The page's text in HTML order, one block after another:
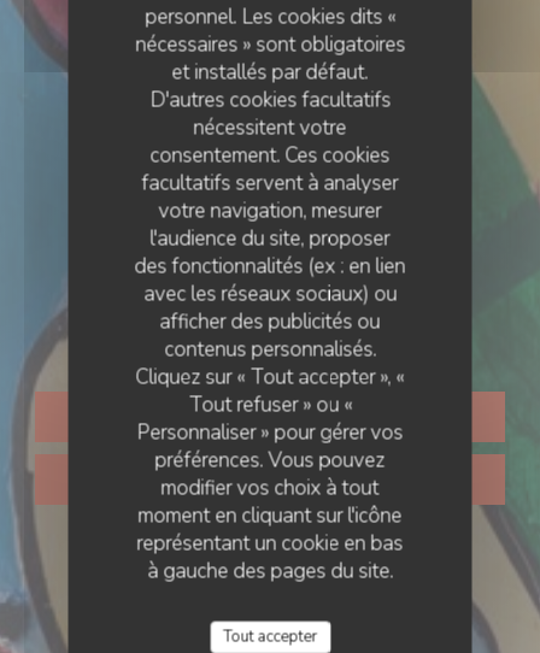
personnel. Les cookies dits «
nécessaires » sont obligatoires
et installés par défaut.
D'autres cookies facultatifs
nécessitent votre
consentement. Ces cookies
facultatifs servent à analyser
votre navigation, mesurer
l'audience du site, proposer
des fonctionnalités (ex : en lien
avec les réseaux sociaux) ou
afficher des publicités ou
contenus personnalisés.
Cliquez sur « Tout accepter », «
Tout refuser » ou «
Personnaliser » pour gérer vos
préférences. Vous pouvez
modifier vos choix à tout
moment en cliquant sur l'icône
représentant un cookie en bas
à gauche des pages du site.
Tout accepter
& BAR• LILLE
Touloulou
RÉSERVER
VENTE À EMPORTER